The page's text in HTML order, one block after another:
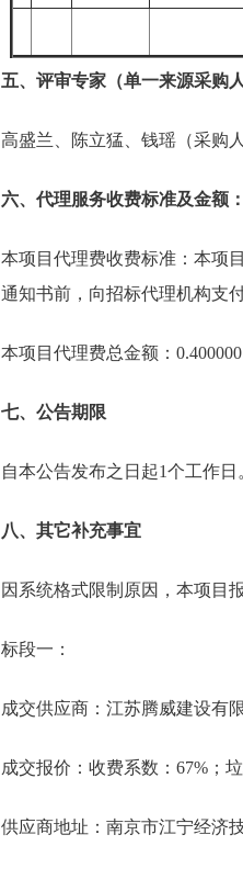
五、评审专家（单一来源采购
高盛兰、陈立猛、钱瑶（采购人
六、代理服务收费标准及金额：
本项目代理费收费标准：本项
通知书前，向招标代理机构支
本项目代理费总金额：
七、公告期限
自本公告发布之日起1个工作日
八、其它补充事宜
因系统格式限制原因，本项目
标段一：
成交供应商：江苏腾威建设有
成交报价：收费系数：67%；
供应商地址：南京市江宁经济